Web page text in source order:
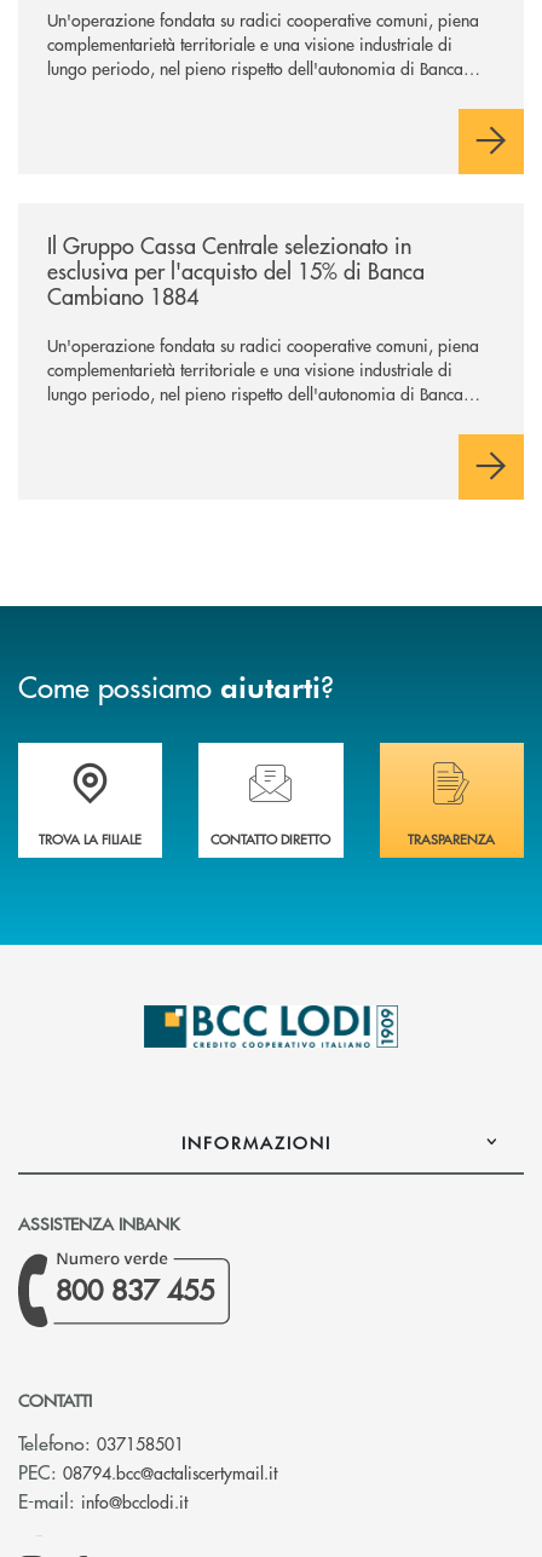
Un'operazione fondata su radici cooperative comuni, piena
complementarietà territoriale e una visione industriale di
lungo periodo, nel pieno rispetto dell'autonomia di Banca
negoziazione esclusiva per la finalizzazione dell’operazione.
Il Gruppo Cassa Centrale selezionato in
esclusiva per l'acquisto del 15% di Banca
Cambiano 1884
Un'operazione fondata su radici cooperative comuni, piena
complementarietà territoriale e una visione industriale di
lungo periodo, nel pieno rispetto dell'autonomia di Banca
negoziazione esclusiva per la finalizzazione dell’operazione.
Come possiamo aiutarti?
Trova la filiale più vicina a Te
TROVA LA FILIALE
Hai bisogno di assistenza immediata?
CONTATTO DIRETTO
Hai bisogno di
TRASPARENZA
INFORMAZIONI
ASSISTENZA INBANK
800 837 455
CONTATTI
Telefono: 037158501
PEC: 08794.bcc@actaliscertymail.it(si apre l’app di posta
E-mail: info@bcclodi.it(si apre l’app di posta elettronica)